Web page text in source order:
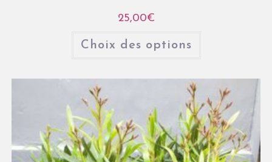
25,00€
Choix des options